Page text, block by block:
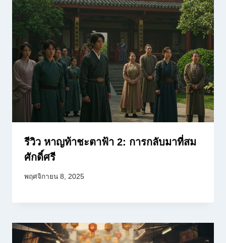
รีวิว หาญท้าชะตาฟ้า 2: การกลับมาที่สม
ศักดิ์ศรี
พฤศจิกายน 8, 2025